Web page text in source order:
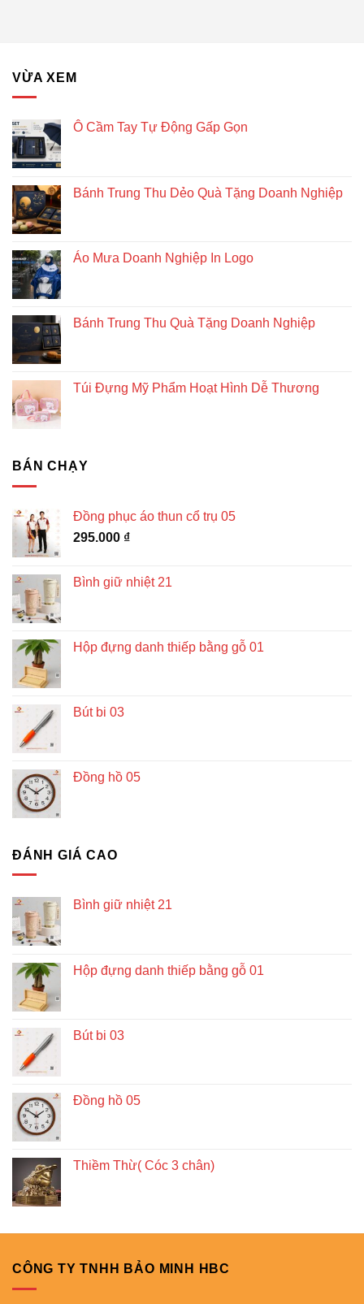
doanh
bền
VỪA XEM
Ô Cầm Tay Tự Động Gấp Gọn
Bánh Trung Thu Dẻo Quà Tặng Doanh Nghiệp
Áo Mưa Doanh Nghiệp In Logo
Bánh Trung Thu Quà Tặng Doanh Nghiệp
Túi Đựng Mỹ Phẩm Hoạt Hình Dễ Thương
BÁN CHẠY
Đồng phục áo thun cổ trụ 05
295.000 ₫
Bình giữ nhiệt 21
Hộp đựng danh thiếp bằng gỗ 01
Bút bi 03
Đồng hồ 05
ĐÁNH GIÁ CAO
Bình giữ nhiệt 21
Hộp đựng danh thiếp bằng gỗ 01
Bút bi 03
Đồng hồ 05
Thiềm Thừ( Cóc 3 chân)
CÔNG TY TNHH BẢO MINH HBC